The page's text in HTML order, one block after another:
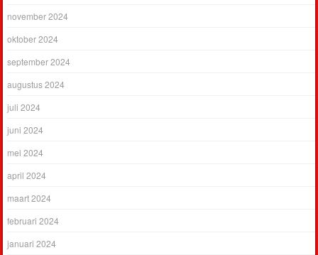
november 2024
oktober 2024
september 2024
augustus 2024
juli 2024
juni 2024
mei 2024
april 2024
maart 2024
februari 2024
januari 2024